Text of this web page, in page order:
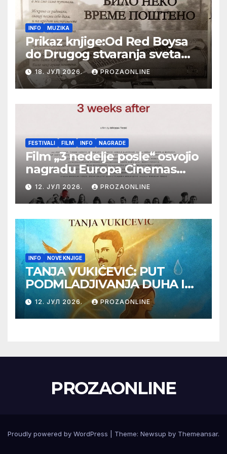
INFO MUZIKA
Prikaz knjige:Od Red Boysa
do Drugog stvaranja sveta
(bilo neko vreme pošteno)
(autor- Zlatomira Sremca,
Botoš 2022. godine,
samizdat)
18. ЈУЛ 2026. PROZAONLINE
FESTIVALI FILM INFO NAGRADE
Film „3 nedelje posle“ osvojio
nagradu Europa Cinemas
Label na Filmskom festivalu
u Karlovim Varima
12. ЈУЛ 2026. PROZAONLINE
INFO NOVE KNJIGE
TANJA VUKIĆEVIĆ: PUT
PODMLADJIVANJA DUHA I
TELA SA TESLOM
12. ЈУЛ 2026. PROZAONLINE
PROZAONLINE
Proudly powered by WordPress Theme: Newsup by Themeansar.